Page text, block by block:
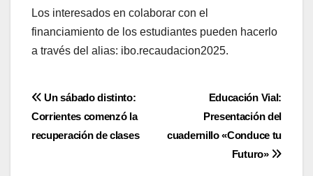
Los interesados en colaborar con el
financiamiento de los estudiantes pueden hacerlo
a través del alias: ibo.recaudacion2025.
Navegación
de
Educación Vial:
Presentación del
cuadernillo «Conduce tu
Futuro»
Un sábado distinto:
Corrientes comenzó la
recuperación de clases